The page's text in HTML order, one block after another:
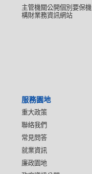
主管機關公開個別要保機
構財業務資訊網站
服務園地
重大政策
聯絡我們
常見問答
就業資訊
廉政園地